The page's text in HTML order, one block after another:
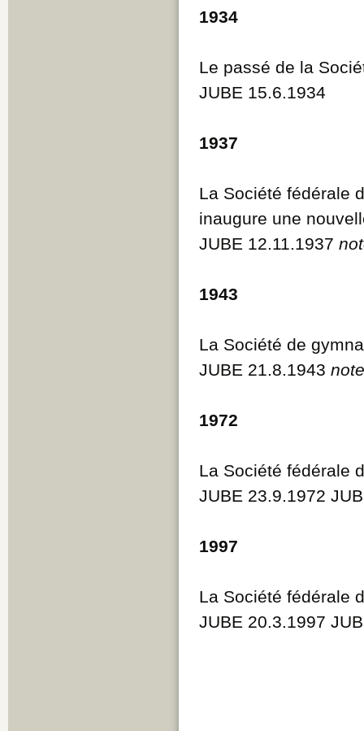
1934
Le passé de la
JUBE 15.6.1934
1937
La Société fédérale
inaugure une
JUBE 12.11.1937
1943
La Société de
JUBE 21.8.1943
1972
La Société fédérale
JUBE 23.9.1972
1997
La Société fédérale
JUBE 20.3.1997